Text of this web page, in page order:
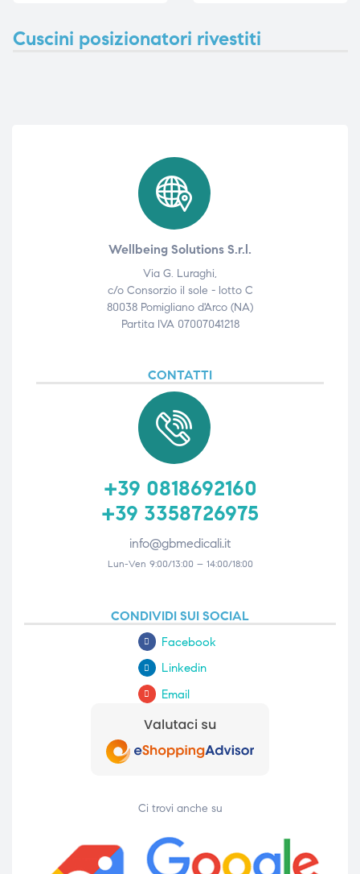
Cuscini posizionatori rivestiti
Wellbeing Solutions S.r.l.
Via G. Luraghi,
c/o Consorzio il sole - lotto C
80038 Pomigliano d'Arco (NA)
Partita IVA 07007041218
CONTATTI
+39 0818692160
+39 3358726975
info@gbmedicali.it
Lun-Ven 9:00/13:00 – 14:00/18:00
CONDIVIDI SUI SOCIAL
Facebook
Linkedin
Email
Ci trovi anche su